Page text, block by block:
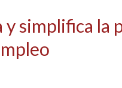
y simplifica la